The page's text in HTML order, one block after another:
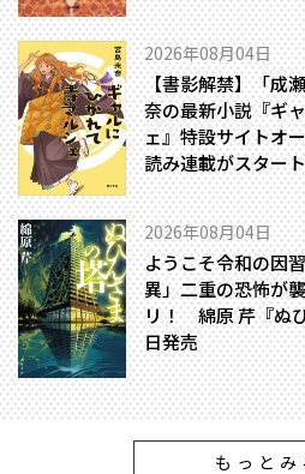
2026年08月04日
【書影解禁】「成
奈の最新小説『ギ
ェ』特設サイトオ
読み連載がスター
2026年08月04日
ようこそ令和の因
異」二重の恐怖が
リ！ 綿原 芹『ぬ
日発売
もっとみ